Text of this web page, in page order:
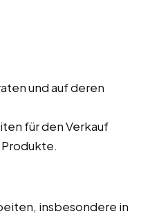
und auf deren
für den Verkauf
insbesondere in